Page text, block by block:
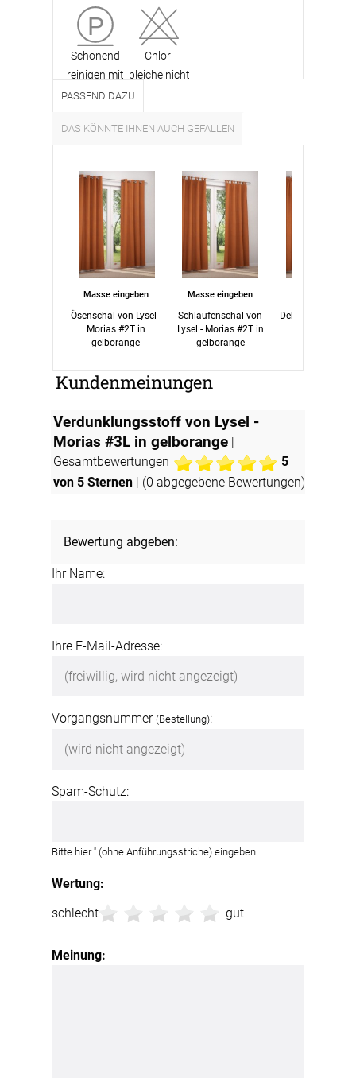
Schonend
reinigen mit
Perchlor­
(PCE)
Chlor-
bleiche nicht
PASSEND DAZU
DAS KÖNNTE IHNEN AUCH GEFALLEN
Masse eingeben
Ösenschal von Lysel -
Morias #2T in
gelborange
Masse eingeben
Schlaufenschal von
Lysel - Morias #2T in
gelborange
Dekoschal von
Kundenmeinungen
Verdunklungsstoff von Lysel -
Morias #3L in gelborange
Gesamtbewertungen
5
von 5 Sternen | (0 abgegebene Bewertungen)
Bewertung abgeben:
Wertung:
schlecht
gut
Meinung:
Ihr Name:
Ihre E-Mail-Adresse:
Vorgangsnummer (Bestellung):
Spam-Schutz:
Bitte hier '' (ohne Anführungsstriche) eingeben.